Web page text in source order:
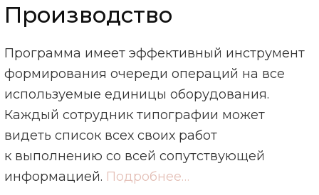
Производство
Программа имеет эффективный инструмент
формирования очереди операций на все
используемые единицы оборудования.
Каждый сотрудник типографии может
видеть список всех своих работ
к выполнению со всей сопутствующей
информацией. Подробнее…